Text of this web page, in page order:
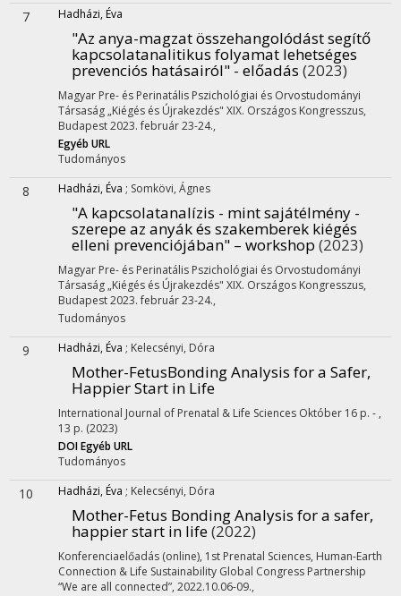
7 Hadházi, Éva
"Az anya-magzat összehangolódást segítő
kapcsolatanalitikus folyamat lehetséges
prevenciós hatásairól" - előadás (2023)
Magyar Pre- és Perinatális Pszichológiai és Orvostudományi
Társaság „Kiégés és Újrakezdés" XIX. Országos Kongresszus,
Budapest 2023. február 23-24.,
Egyéb URL
Tudományos
8 Hadházi, Éva ; Somkövi, Ágnes
"A kapcsolatanalízis - mint sajátélmény -
szerepe az anyák és szakemberek kiégés
elleni prevenciójában" – workshop (2023)
Magyar Pre- és Perinatális Pszichológiai és Orvostudományi
Társaság „Kiégés és Újrakezdés" XIX. Országos Kongresszus,
Budapest 2023. február 23-24.,
Tudományos
9 Hadházi, Éva ; Kelecsényi, Dóra
Mother-FetusBonding Analysis for a Safer,
Happier Start in Life
International Journal of Prenatal & Life Sciences Október 16 p. - ,
13 p. (2023)
DOIEgyéb URL
Tudományos
10 Hadházi, Éva ; Kelecsényi, Dóra
Mother-Fetus Bonding Analysis for a safer,
happier start in life(2022)
Konferenciaelőadás (online), 1st Prenatal Sciences, Human-Earth
Connection & Life Sustainability Global Congress Partnership
“We are all connected”, 2022.10.06-09.,